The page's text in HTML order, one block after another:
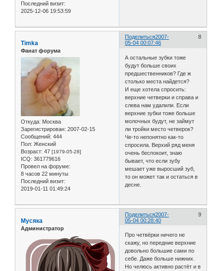
Последний визит:
2025-12-06 19:53:59
Поделиться 8
2007-
05-04 00:07:46
Timka
Фанат форума
Откуда: Москва
Зарегистрирован: 2007-02-15
Сообщений: 444
Пол: Женский
Возраст: 47 [1979-05-28]
ICQ: 361779616
Провел на форуме:
8 часов 22 минуты
Последний визит:
2019-01-11 01:49:24
А остальные зубки тоже
будут больше своих
предшественников? Где ж
столько места найдется?
И еще хотела спросить:
верхние четверки и справа и
слева нам удалили. Если
верхние зубки тоже больше
молочных будут, не займут
ли тройки место четверок?
Че-то непонятно как-то
спросила. Верхий ряд меня
очень беспокоит, знаю
бывает, что если зубу
мешает уже выросший зуб,
то он может так и остаться в
десне.
Поделиться 9
2007-
05-04 00:28:40
Мусяка
Администратор
Про четвёрки ничего не
скажу, но передние верхние
довольно большие сами по
себе. Даже больше нижних.
Но челюсь активно растёт и в